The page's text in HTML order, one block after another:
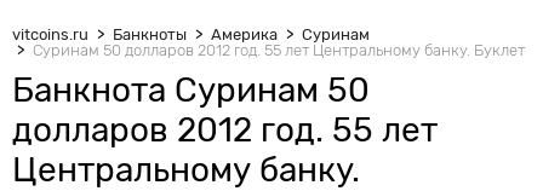
vitcoins.ru Банкноты Америка
Суринам
Суринам 50 долларов 2012 год. 55 лет Центральному банку. Буклет
Банкнота Суринам 50
долларов 2012 год. 55 лет
Центральному банку.